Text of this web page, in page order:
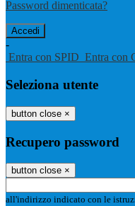
Password dimenticata?
-
Entra con SPID Entra con
Seleziona utente
button close ×
Recupero password
button close ×
all'indirizzo indicato con le